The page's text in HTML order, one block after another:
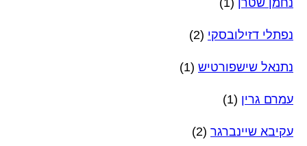
נפתלי דזילובסקי (2)
נתנאל שישפורטיש (1)
עמרם גרין (1)
עקיבא שיינברגר (2)